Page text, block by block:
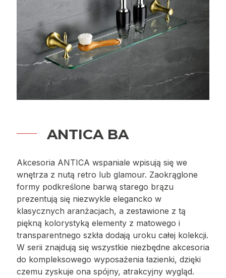
ANTICA BA
Akcesoria ANTICA wspaniale wpisują się we
wnętrza z nutą retro lub glamour. Zaokrąglone
formy podkreślone barwą starego brązu
prezentują się niezwykle elegancko w
klasycznych aranżacjach, a zestawione z tą
piękną kolorystyką elementy z matowego i
transparentnego szkła dodają uroku całej kolekcji.
W serii znajdują się wszystkie niezbędne akcesoria
do kompleksowego wyposażenia łazienki, dzięki
czemu zyskuje ona spójny, atrakcyjny wygląd.